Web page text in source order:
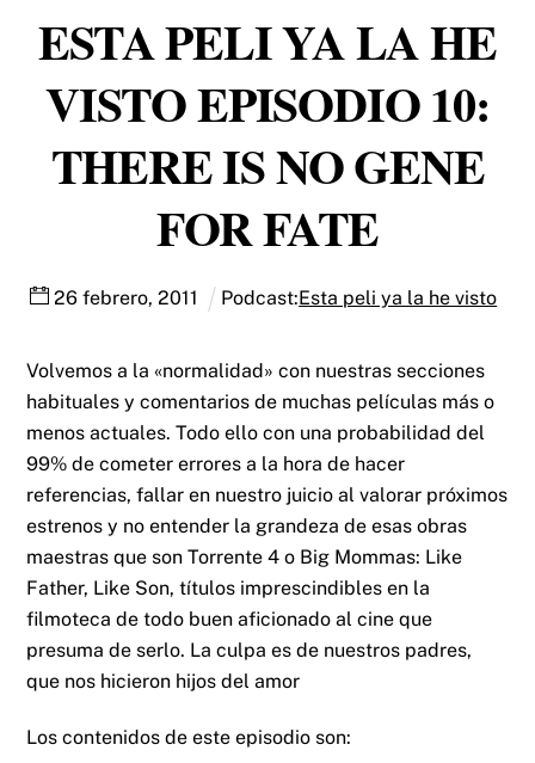
ESTA PELI YA LA HE
VISTO EPISODIO 10:
THERE IS NO GENE
FOR FATE
26 febrero,2011 Podcast:Esta peli ya la he visto
Volvemos a la «normalidad» con nuestras secciones
habituales y comentarios de muchas películas más o
menos actuales. Todo ello con una probabilidad del
99% de cometer errores a la hora de hacer
referencias, fallar en nuestro juicio al valorar próximos
estrenos y no entender la grandeza de esas obras
maestras que son Torrente 4 o Big Mommas: Like
Father, Like Son, títulos imprescindibles en la
filmoteca de todo buen aficionado al cine que
presuma de serlo. La culpa es de nuestros padres,
que nos hicieron hijos del amor
Los contenidos de este episodio son: